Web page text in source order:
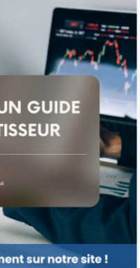
/ 14,12 %*
88 m²
Guide
Investisseur